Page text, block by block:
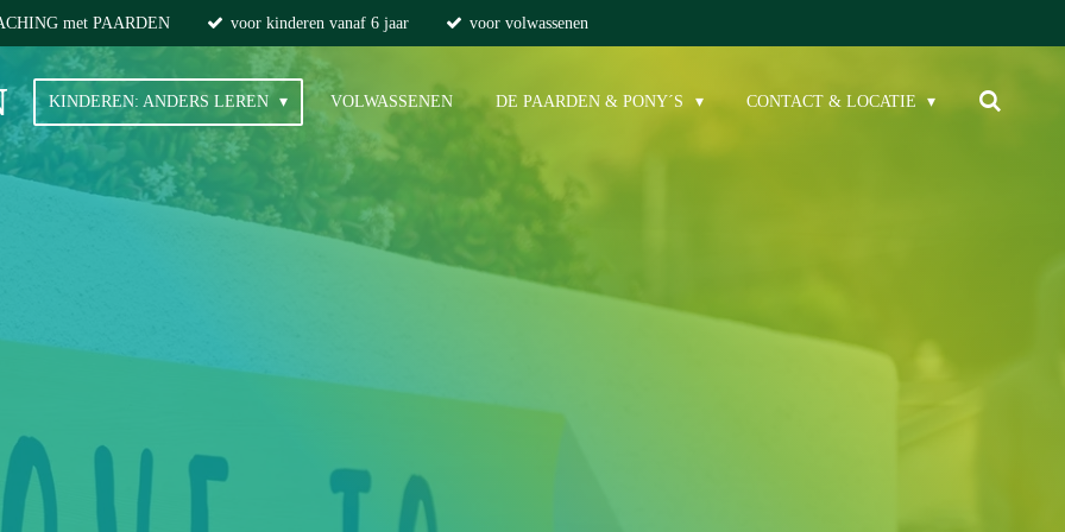
met PAARDEN voor kinderen vanaf 6 jaar voor volwassenen
KINDEREN: ANDERS LEREN VOLWASSENEN DE PAARDEN & PONY´S CONTACT & LOCATIE